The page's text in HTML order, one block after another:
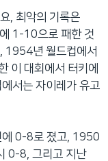
, 최악의 기록은
1-10으로 패한 것
1954년 월드컵에서
이 대회에서 터키에
서는 자이레가 유고
에 0-8로 졌고, 1950
0-8, 그리고 지난